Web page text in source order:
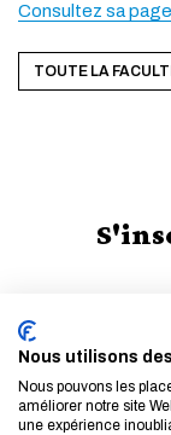
Consultez sa
TOUTE LA
Nous utilisons
Nous pouvons les
améliorer notre site
une expérience